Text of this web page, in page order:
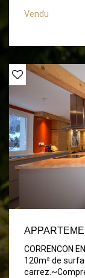
aussi sur le
balcons SUD-
immobilier.com
Vendu
CORRENCON
120m² de